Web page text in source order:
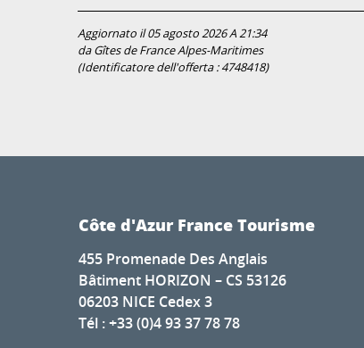
Aggiornato il 05 agosto 2026 A 21:34
da Gîtes de France Alpes-Maritimes
(Identificatore dell'offerta :4748418)
Côte d'Azur France Tourisme
455 Promenade Des Anglais
Bâtiment HORIZON – CS 53126
06203 NICE Cedex 3
Tél : +33 (0)4 93 37 78 78